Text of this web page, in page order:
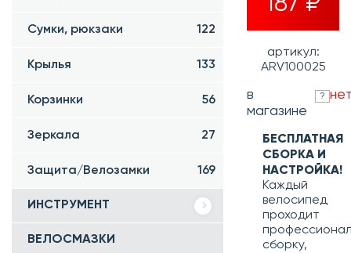
Сумки, рюкзаки 122
Крылья 133
Корзинки 56
Зеркала 27
Защита/Велозамки 169
ИНСТРУМЕНТ
ВЕЛОСМАЗКИ
артикул:
ARV100025
в
магазине
?
БЕСПЛАТНАЯ
СБОРКА И
НАСТРОЙКА!
Каждый
велосипед
проходит
сборку,